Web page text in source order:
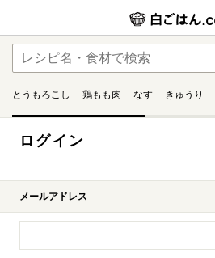
とうもろこし 鶏もも肉 なす きゅうり
ログイン
メールアドレス